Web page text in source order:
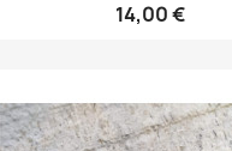
14,00 €